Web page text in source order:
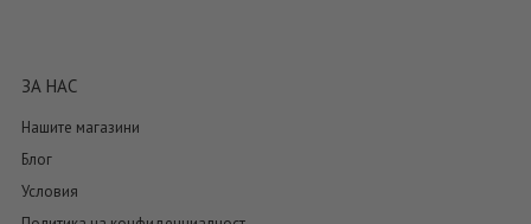
ЗА НАС
Нашите магазини
Блог
Условия